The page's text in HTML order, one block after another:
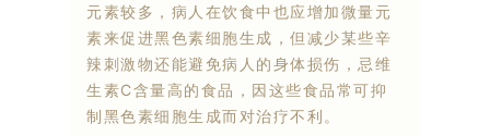
元素较多，病人在饮食中也应增加微量元
素来促进黑色素细胞生成，但减少某些辛
辣刺激物还能避免病人的身体损伤，忌维
生素C含量高的食品，因这些食品常可抑
制黑色素细胞生成而对治疗不利。